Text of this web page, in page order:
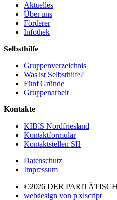
Aktuelles
Über uns
Förderer
Infothek
Selbsthilfe
Gruppenverzeichnis
Was ist Selbsthilfe?
Fünf Gründe
Gruppenarbeit
Kontakte
KIBIS Nordfriesland
Kontaktformular
Kontaktstellen SH
Datenschutz
Impressum
©2026 DER
webdesign von pixlscript